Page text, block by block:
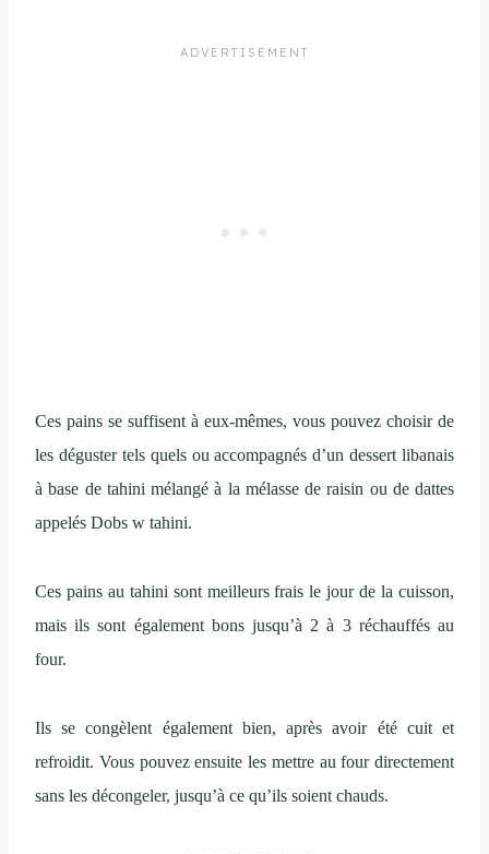
Ces pains se suffisent à eux-mêmes, vous pouvez choisir de
les déguster tels quels ou accompagnés d’un dessert libanais
à base de tahini mélangé à la mélasse de raisin ou de dattes
appelés Dobs w tahini.
Ces pains au tahini sont meilleurs frais le jour de la cuisson,
mais ils sont également bons jusqu’à 2 à 3 réchauffés au
four.
Ils se congèlent également bien, après avoir été cuit et
refroidit. Vous pouvez ensuite les mettre au four directement
sans les décongeler, jusqu’à ce qu’ils soient chauds.